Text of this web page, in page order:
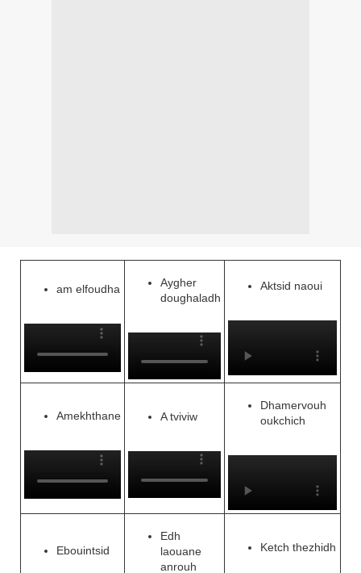
am elfoudha
Aygher
doughaladh
Aktsid naoui
Amekhthane A tviviw
Dhamervouh
oukchich
Ebouintsid
Edh
laouane
anrouh
Ketch thezhidh